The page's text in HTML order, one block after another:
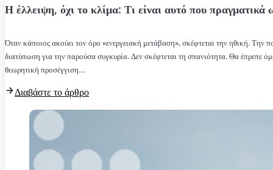
Η έλλειψη, όχι το κλίμα: Τι είναι αυτό που πραγματικά
Όταν κάποιος ακούει τον όρο «ενεργειακή μετάβαση», σκέφτεται την ηθική. Την
διατύπωση για την παρούσα συγκυρία. Δεν σκέφτεται τη σπανιότητα. Θα έπρεπε
θεωρητική προσέγγιση…
Διαβάστε το άρθρο